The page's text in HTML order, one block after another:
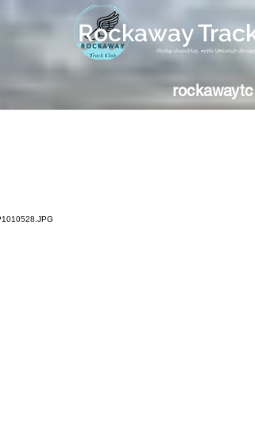
Rockaway
Բերեք մարմինը, որին կհետևի միտքը